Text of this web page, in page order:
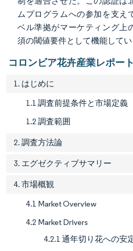
ムプログラムへの参加を支え
ベル準拠がマーケティング上
須の閾値要件として機能してい
コロンビア花卉産業レポー
1. はじめに
1.1 調査前提条件と市場定義
1.2 調査範囲
2. 調査方法論
3. エグゼクティブサマリー
4. 市場概観
4.1 Market Overview
4.2 Market Drivers
4.2.1 通年切り花への安